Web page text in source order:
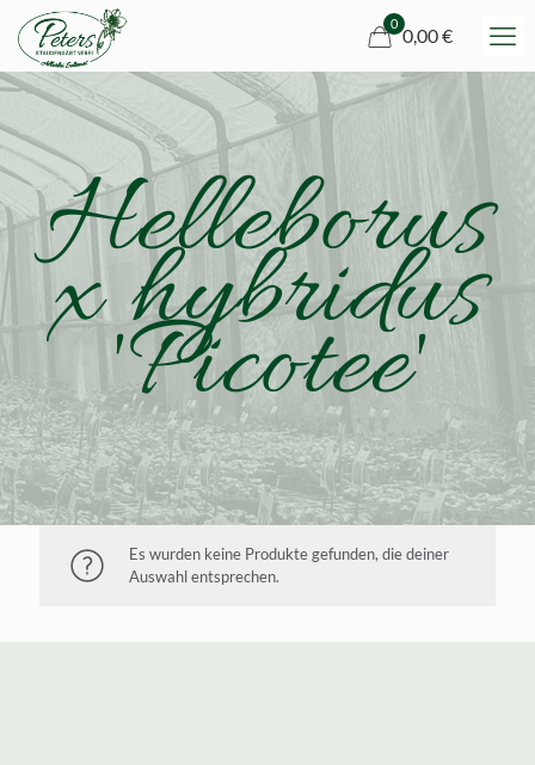
0
0,00 €
Helleborus
x hybridus
'Picotee'
Es wurden keine Produkte gefunden, die deiner
Auswahl entsprechen.